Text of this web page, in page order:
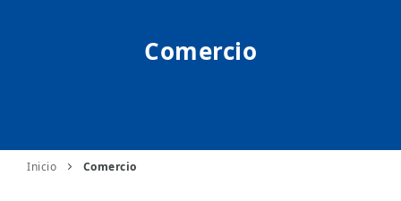
AUTÓNOMO/AUTÓNOMA
INTERNACIONALIZACIÓN
Comercio
Inicio Comercio